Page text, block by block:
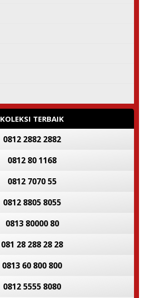
KOLEKSI TERBAIK
0812 2882 2882
0812 80 1168
0812 7070 55
0812 8805 8055
0813 80000 80
081 28 288 28 28
0813 60 800 800
0812 5555 8080